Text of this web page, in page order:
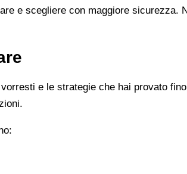
e scegliere con maggiore sicurezza.
e le strategie che hai provato